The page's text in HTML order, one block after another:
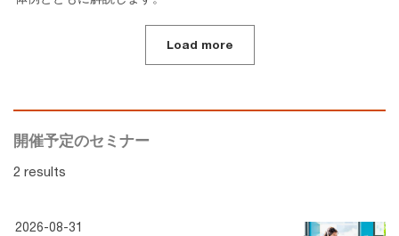
Load more
開催予定のセミナー
2 results
2026-08-31